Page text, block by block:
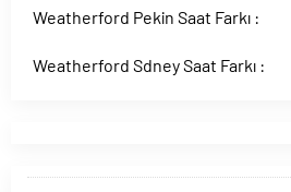
Weatherford Pekin Saat Farkı :
Weatherford Sdney Saat Farkı :